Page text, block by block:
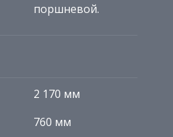
поршневой.
2 170 мм
760 мм